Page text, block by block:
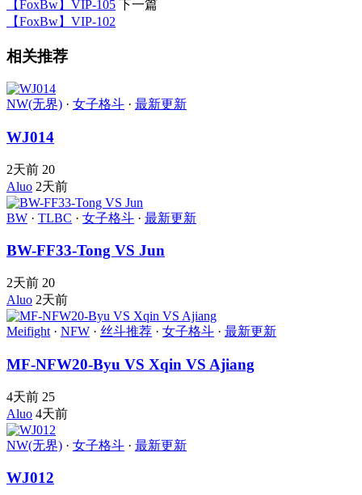
【FoxBw】VIP-105 下一篇
【FoxBw】VIP-102
相关推荐
NW(无界) · 女子格斗 · 最新更新
WJ014
2天前 20
Aluo 2天前
BW · TLBC · 女子格斗 · 最新更新
BW-FF33-Tong VS Jun
2天前 20
Aluo 2天前
Meifight · NFW · 丝斗推荐 · 女子格斗 · 最新更新
MF-NFW20-Byu VS Xqin VS Ajiang
4天前 25
Aluo 4天前
NW(无界) · 女子格斗 · 最新更新
WJ012